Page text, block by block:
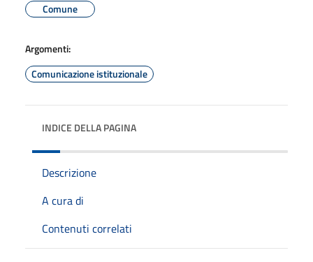
Comune
Argomenti:
Comunicazione istituzionale
INDICE DELLA PAGINA
Descrizione
A cura di
Contenuti correlati